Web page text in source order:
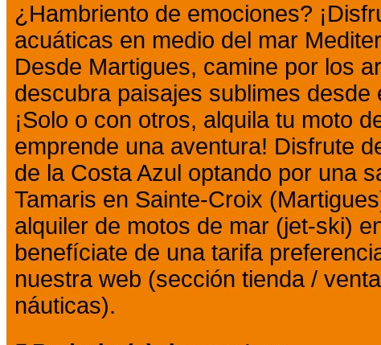
¿Hambriento de emociones?
acuáticas en medio del mar
Desde Martigues, camine por los
descubra paisajes sublimes desde
¡Solo o con otros, alquila tu moto
emprende una aventura! Disfrute
de la Costa Azul optando por una
Tamaris en Sainte-Croix
alquiler de motos de mar (jet-ski)
benefíciate de una tarifa
nuestra web (sección tienda /
náuticas).